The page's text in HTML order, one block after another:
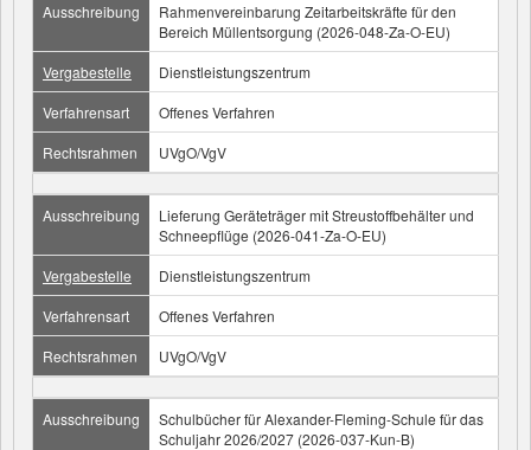
Ausschreibung
Rahmenvereinbarung Zeitarbeitskräfte für den
Bereich Müllentsorgung (2026-048-Za-O-EU)
Vergabestelle
Dienstleistungszentrum
Verfahrensart
Offenes Verfahren
Rechtsrahmen
UVgO/VgV
Ausschreibung
Lieferung Geräteträger mit Streustoffbehälter und
Schneepflüge (2026-041-Za-O-EU)
Vergabestelle
Dienstleistungszentrum
Verfahrensart
Offenes Verfahren
Rechtsrahmen
UVgO/VgV
Ausschreibung
Schulbücher für Alexander-Fleming-Schule für das
Schuljahr 2026/2027 (2026-037-Kun-B)